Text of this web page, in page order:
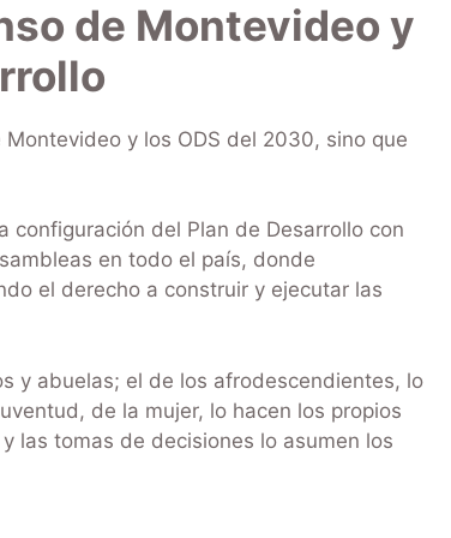
de Montevideo y
y los ODS del 2030, sino que
configuración del Plan de Desarrollo con
en todo el país, donde
el derecho a construir y ejecutar las
y abuelas; el de los afrodescendientes, lo
de la mujer, lo hacen los propios
las tomas de decisiones lo asumen los